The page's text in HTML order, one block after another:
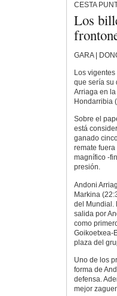
CESTA
Los
GARA |
Los
que sería su
Arriaga en
Hondarribia
Sobre el
está
ganado
remate
magnífico -
presión.
Andoni
Markina
del Mundial.
salida por
como
Goikoetxea-
plaza del
Uno de los
forma de
defensa.
mejor